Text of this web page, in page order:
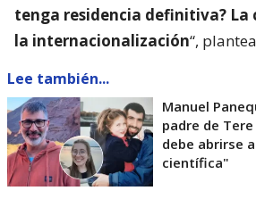
tenga residencia definitiva? La
la internacionalización“,
Lee también...
Manuel
padre de
debe abrirse
científica"